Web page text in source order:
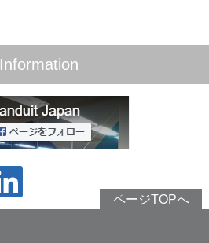
Information
ページTOPへ